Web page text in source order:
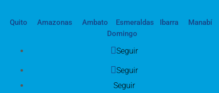
Quito Amazonas Ambato Esmeraldas Ibarra
Manabí
Domingo
Seguir
Seguir
Seguir